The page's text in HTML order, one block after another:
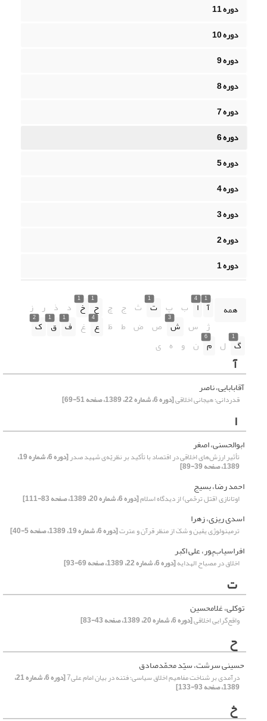
دوره 11
دوره 10
دوره 9
دوره 8
دوره 7
دوره 6
دوره 5
دوره 4
دوره 3
دوره 2
دوره 1
همه
1
آ
4
ا ب پ
1
ت ث ج چ
1
ح
1
خ د ذ ر ز
ژ س
3
ش ص ض ط ظ
4
ع غ
1
ف
1
ق
2
ک
1
گ ل
6
م ن و ه ی
آ
آقابابایی، ناصر
قدردانی؛ هیجانی اخلاقی[دوره 6، شماره 22، 1389، صفحه 51-69]
ا
ابوالحسنی، اصغر
تأثیر ارزش‌های اخلاقی در اقتصاد با تأکید بر نظریّه‌ی شهید صدر [دوره 6، شماره 19،
1389، صفحه 39-89]
احمد رضا، بسیج
اوتانازی (قتل ترحّمی) از دیدگاه اسلام[دوره 6، شماره 20، 1389، صفحه 83-111]
اسدی ریزی، زهرا
ترمینولوژی یقین و شکَ از منظر قرآن و عترت[دوره 6، شماره 19، 1389، صفحه 5-40]
افراسیاب‌پور، علی اکبر
اخلاق در مصباح الهدایه[دوره 6، شماره 22، 1389، صفحه 69-93]
ت
توکلی، غلامحسین
واقع‌گرایی اخلاقی[دوره 6، شماره 20، 1389، صفحه 43-83]
ح
حسینی سرشت، سیّد محمّدصادق
درآمدی بر شناخت مفاهیم اخلاق سیاسی؛ فتنه در بیان امام علی7 [دوره 6، شماره 21،
1389، صفحه 93-133]
خ